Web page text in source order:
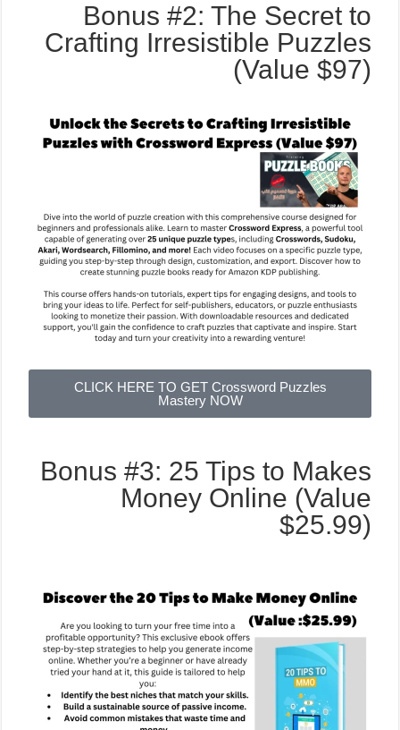
Bonus #2: The Secret to
Crafting Irresistible Puzzles
(Value $97)
CLICK HERE TO GET Crossword Puzzles
Mastery NOW
Bonus #3: 25 Tips to Makes
Money Online (Value
$25.99)